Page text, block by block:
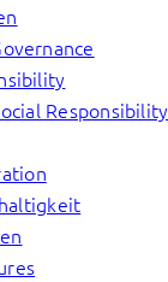
Responsibility